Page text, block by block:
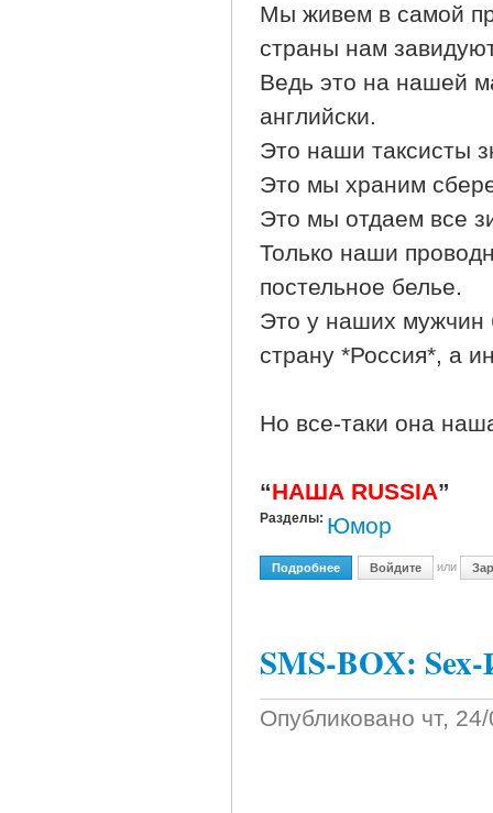
Мы живем в самой
страны нам
Ведь это на нашей
английски.
Это наши таксисты
Это мы храним
Это мы отдаем все
Только наши
постельное белье.
Это у наших мужчин
страну *Россия*, а
Но все-таки она
“НАША RUSSIA”
Разделы: Юмор
Подробнее О НАША RUSSIA 3 Сезон
Войдите или
SMS-BOX:
Опубликовано чт,